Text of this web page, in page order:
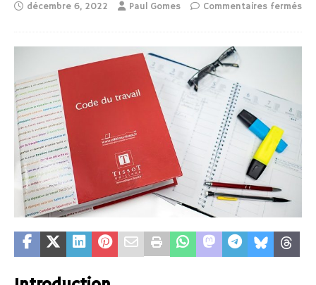
décembre 6, 2022 Paul Gomes Commentaires fermés